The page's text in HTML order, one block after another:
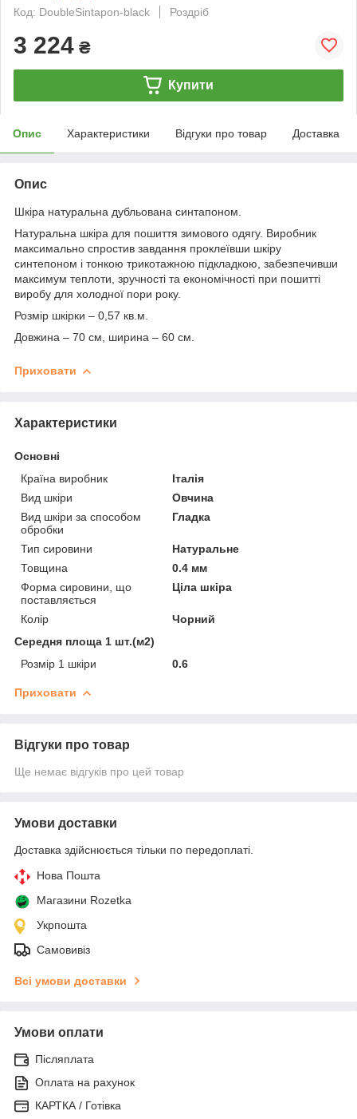
Код: DoubleSintapon-black
Роздріб
3 224 ₴
Купити
Опис Характеристики Відгуки про товар Доставка
Опис
Шкіра натуральна дубльована синтапоном.
Натуральна шкіра для пошиття зимового одягу. Виробник
максимально спростив завдання проклеївши шкіру
синтепоном і тонкою трикотажною підкладкою, забезпечивши
максимум теплоти, зручності та економічності при пошитті
виробу для холодної пори року.
Розмір шкірки – 0,57 кв.м.
Довжина – 70 см, ширина – 60 см.
Приховати
Характеристики
Основні
Країна виробник
Італія
Вид шкіри
Овчина
Вид шкіри за способом
обробки
Гладка
Тип сировини
Натуральне
Товщина
0.4 мм
Форма сировини, що
поставляється
Ціла шкіра
Колір
Чорний
Середня площа 1 шт.(м2)
Розмір 1 шкіри
0.6
Приховати
Відгуки про товар
Ще немає відгуків про цей товар
Умови доставки
Доставка здійснюється тільки по передоплаті.
Нова Пошта
Магазини Rozetka
Укрпошта
Самовивіз
Всі умови доставки
Умови оплати
Післяплата
Оплата на рахунок
КАРТКА / Готівка